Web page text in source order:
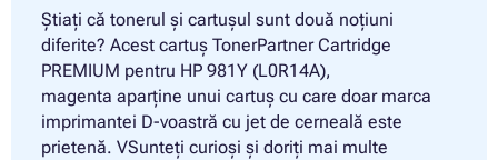
Știați că tonerul și cartușul sunt două noțiuni
diferite? Acest cartuș TonerPartner Cartridge
PREMIUM pentru HP 981Y (L0R14A),
magenta aparține unui cartuș cu care doar marca
imprimantei D-voastră cu jet de cerneală este
prietenă. VSunteți curioși și doriți mai multe